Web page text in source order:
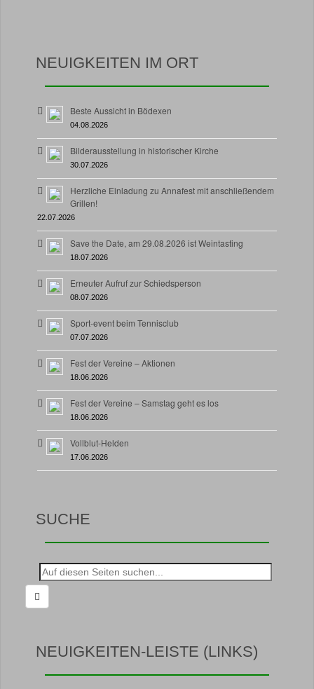
NEUIGKEITEN IM ORT
Beste Aussicht in Bödexen
04.08.2026
Bilderausstellung in historischer Kirche
30.07.2026
Herzliche Einladung zu Annafest mit anschließendem
Grillen!
22.07.2026
Save the Date, am 29.08.2026 ist Weintasting
18.07.2026
Erneuter Aufruf zur Schiedsperson
08.07.2026
Sport-event beim Tennisclub
07.07.2026
Fest der Vereine – Aktionen
18.06.2026
Fest der Vereine – Samstag geht es los
18.06.2026
Vollblut-Helden
17.06.2026
SUCHE
Suche
nach:
NEUIGKEITEN-LEISTE (LINKS)